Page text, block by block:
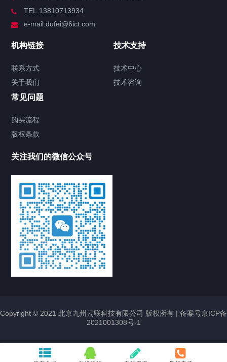
TEL:13810713934
e-mail:dufei@6ict.com
机构链接
联系方式
关于我们
技术支持
技术中心
技术咨询
常见问题
购买流程
版权条款
关注我们的微信公众号
Copyright © 2021 北京九州云联科技有限公司 版权所有 | 备案号京ICP备
2021001308号-1